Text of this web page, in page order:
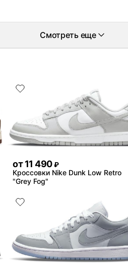
Смотреть еще
от 11 490 ₽
Кроссовки Nike Dunk Low Retro
"Grey Fog"